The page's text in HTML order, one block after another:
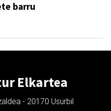
barru
Elkartea
- 20170 Usurbil